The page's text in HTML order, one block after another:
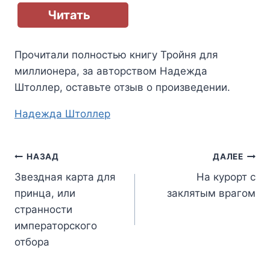
Читать
Прочитали полностью книгу Тройня для
миллионера, за авторством Надежда
Штоллер, оставьте отзыв о произведении.
Метки
Надежда Штоллер
Навигация
по
записям
НАЗАД
Звездная карта для
принца, или
странности
императорского
отбора
ДАЛЕЕ
На курорт с
заклятым врагом